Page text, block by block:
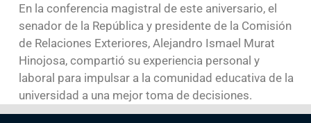
En la conferencia magistral de este aniversario, el
senador de la República y presidente de la Comisión
de Relaciones Exteriores, Alejandro Ismael Murat
Hinojosa, compartió su experiencia personal y
laboral para impulsar a la comunidad educativa de la
universidad a una mejor toma de decisiones.